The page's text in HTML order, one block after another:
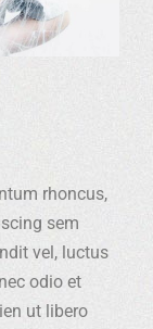
rhoncus,
sem
vel, luctus
odio et
ut libero